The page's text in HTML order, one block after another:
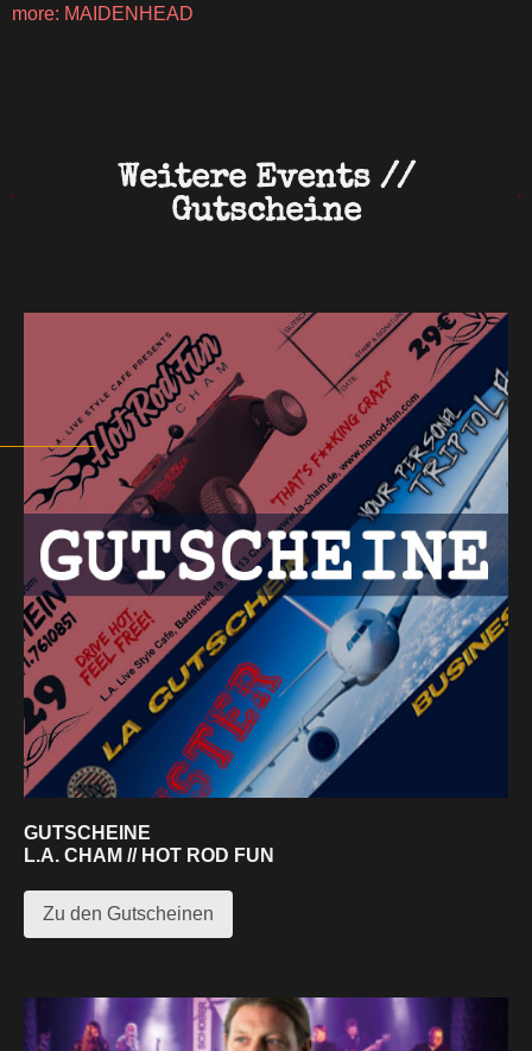
more: MAIDENHEAD
Weitere Events //
Gutscheine
GUTSCHEINE
L.A. CHAM // HOT ROD FUN
Zu den Gutscheinen